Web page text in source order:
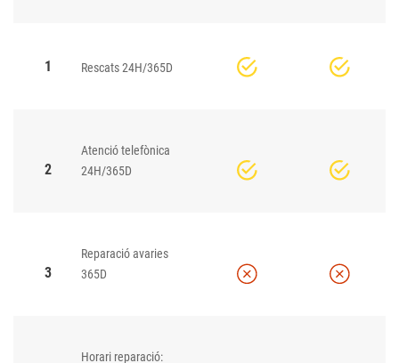
1 Rescats 24H/365D
2
Atenció telefònica
24H/365D
3
Reparació avaries
365D
Horari reparació: